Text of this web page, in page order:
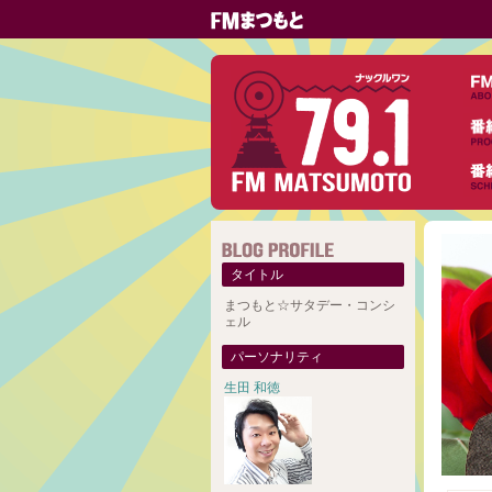
タイトル
まつもと☆サタデー・コンシ
ェル
パーソナリティ
生田 和徳